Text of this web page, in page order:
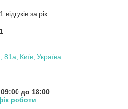
за рік
81а, Київ, Україна
до 18:00
роботи